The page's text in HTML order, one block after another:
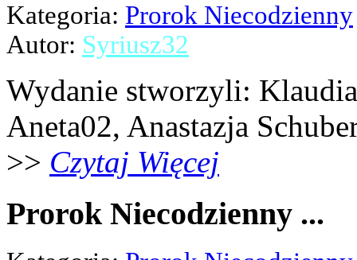
Kategoria: Prorok Niecodzienny
Autor: Syriusz32
Wydanie stworzyli:
Aneta02, Anastazja
>> Czytaj Więcej
Prorok Niecodzienny ...